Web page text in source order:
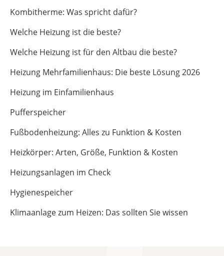
Kombitherme: Was spricht dafür?
Welche Heizung ist die beste?
Welche Heizung ist für den Altbau die beste?
Heizung Mehrfamilienhaus: Die beste Lösung 2026
Heizung im Einfamilienhaus
Pufferspeicher
Fußbodenheizung: Alles zu Funktion & Kosten
Heizkörper: Arten, Größe, Funktion & Kosten
Heizungsanlagen im Check
Hygienespeicher
Klimaanlage zum Heizen: Das sollten Sie wissen